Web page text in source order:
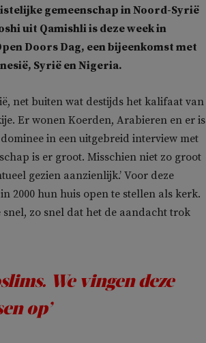
gemeenschap in Noord-Syrië
uit Qamishli is deze week in
Doors Dag, een bijeenkomst met
Syrië en Nigeria.
net buiten wat destijds het kalifaat van
Er wonen Koerden, Arabieren en er is
in een uitgebreid interview met
is er groot. Misschien niet zo groot
gezien aanzienlijk.’ Voor deze
2000 hun huis open te stellen als kerk.
zo snel dat het de aandacht trok
We vingen deze
op’